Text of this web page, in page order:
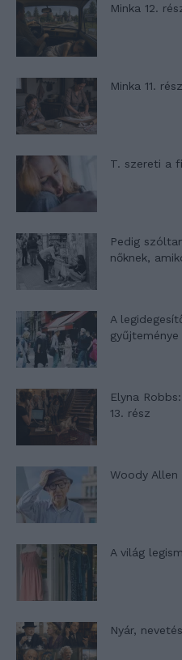
Minka 12.
Minka 11. rész
T. szereti a
Pedig
nőknek,
A
gyűjteménye
Elyna
13. rész
Woody
A világ
Nyár,